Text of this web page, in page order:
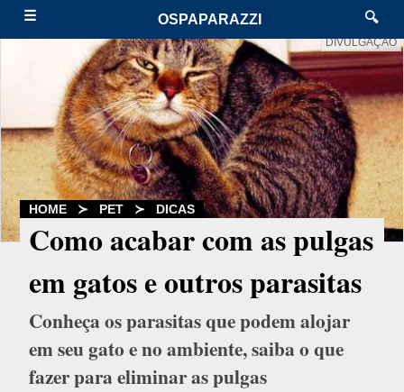
☰ OSPAPARAZZI 🔍
DIVULGAÇÃO
HOME ≻ PET ≻ DICAS
Como acabar com as pulgas
em gatos e outros parasitas
Conheça os parasitas que podem alojar
em seu gato e no ambiente, saiba o que
fazer para eliminar as pulgas